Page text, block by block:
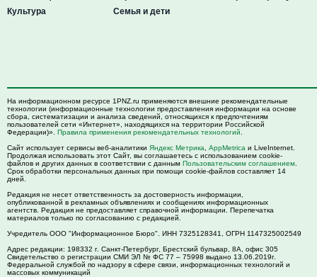
Культура
Семья и дети
На информационном ресурсе 1PNZ.ru применяются внешние рекомендательные
технологии (информационные технологии предоставления информации на основе
сбора, систематизации и анализа сведений, относящихся к предпочтениям
пользователей сети «Интернет», находящихся на территории Российской
Федерации)». Правила применения рекомендательных технологий
Сайт использует сервисы веб-аналитики Яндекс Метрика AppMetrica и LiveInternet.
Продолжая использовать этот Сайт, вы соглашаетесь с использованием cookie-
файлов и других данных в соответствии с данным Пользовательским соглашением
Срок обработки персональных данных при помощи cookie-файлов составляет 14
дней.
Редакция не несет ответственность за достоверность информации,
опубликованной в рекламных объявлениях и сообщениях информационных
агентств. Редакция не предоставляет справочной информации. Перепечатка
материалов только по согласованию с редакцией.
Учредитель ООО "Информационное Бюро". ИНН 7325128341, ОГРН 1147325002549
Адрес редакции: 198332 г. Санкт-Петербург, Брестский бульвар, 8А, офис 305
Свидетельство о регистрации СМИ ЭЛ № ФС 77 – 75998 выдано 13.06.2019г.
Федеральной службой по надзору в сфере связи, информационных технологий и
массовых коммуникаций